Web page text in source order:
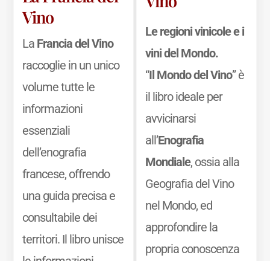
Vino
La Francia del Vino
raccoglie in un unico
volume tutte le
informazioni
essenziali
dell’enografia
francese, offrendo
una guida precisa e
consultabile dei
territori. Il libro unisce
Le regioni vinicole e i
vini del Mondo.
“Il Mondo del Vino” è
il libro ideale per
avvicinarsi
all’Enografia
Mondiale, ossia alla
Geografia del Vino
nel Mondo, ed
approfondire la
propria conoscenza